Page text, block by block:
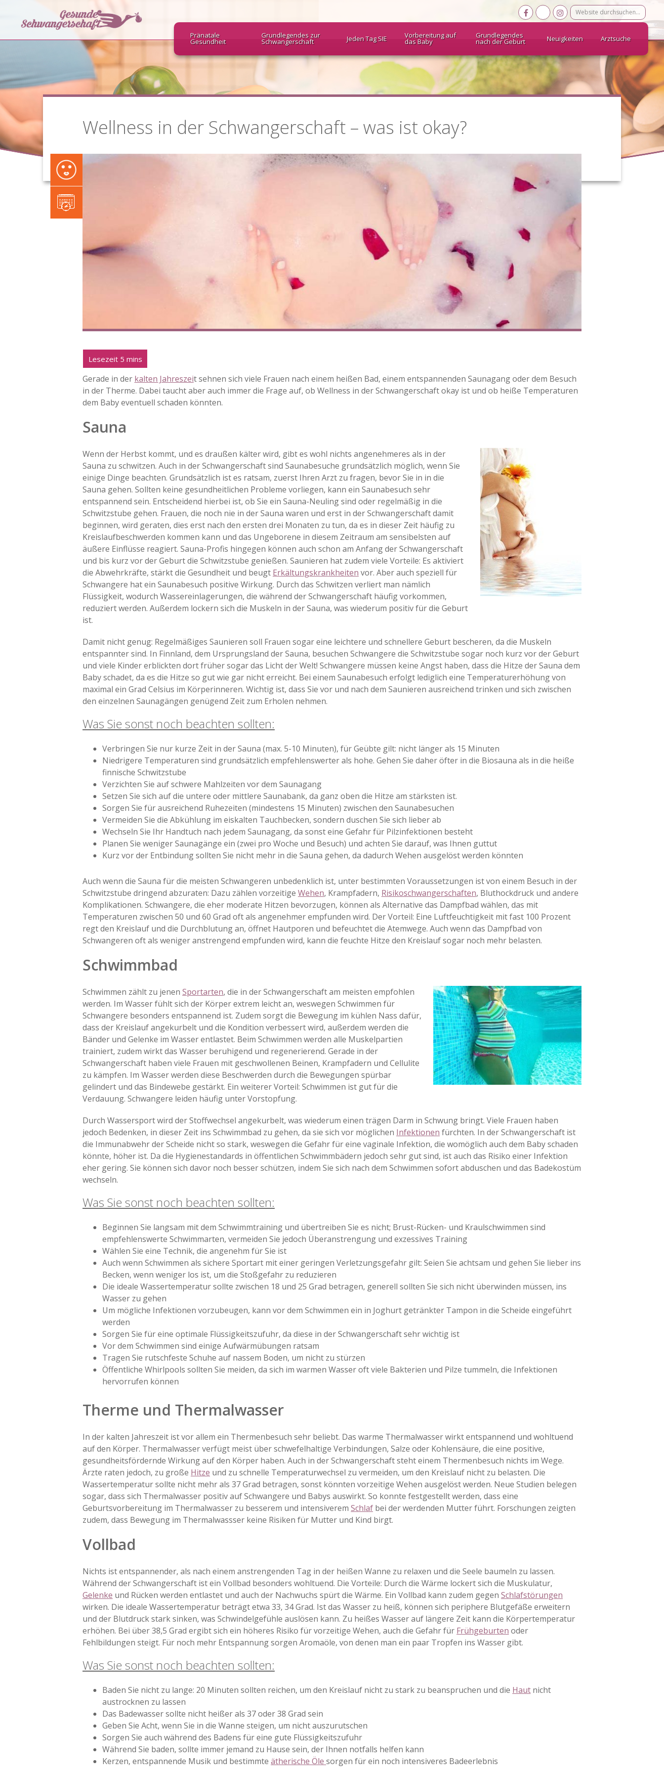
Website
durchsuchen…
Pränatale
Gesundheit
Grundlegendes zur
Schwangerschaft Jeden Tag SIE Vorbereitung auf
das Baby
Grundlegendes
nach der Geburt Neuigkeiten Arztsuche
Wellness in der Schwangerschaft – was ist okay?
Gerade in der kalten Jahreszeit sehnen sich viele Frauen nach einem heißen Bad, einem entspannenden Saunagang oder dem Besuch
in der Therme. Dabei taucht aber auch immer die Frage auf, ob Wellness in der Schwangerschaft okay ist und ob heiße Temperaturen
dem Baby eventuell schaden könnten.
Sauna
Wenn der Herbst kommt, und es draußen kälter wird, gibt es wohl nichts angenehmeres als in der
Sauna zu schwitzen. Auch in der Schwangerschaft sind Saunabesuche grundsätzlich möglich, wenn Sie
einige Dinge beachten. Grundsätzlich ist es ratsam, zuerst Ihren Arzt zu fragen, bevor Sie in in die
Sauna gehen. Sollten keine gesundheitlichen Probleme vorliegen, kann ein Saunabesuch sehr
entspannend sein. Entscheidend hierbei ist, ob Sie ein Sauna-Neuling sind oder regelmäßig in die
Schwitzstube gehen. Frauen, die noch nie in der Sauna waren und erst in der Schwangerschaft damit
beginnen, wird geraten, dies erst nach den ersten drei Monaten zu tun, da es in dieser Zeit häufig zu
Kreislaufbeschwerden kommen kann und das Ungeborene in diesem Zeitraum am sensibelsten auf
äußere Einflüsse reagiert. Sauna-Profis hingegen können auch schon am Anfang der Schwangerschaft
und bis kurz vor der Geburt die Schwitzstube genießen. Saunieren hat zudem viele Vorteile: Es aktiviert
die Abwehrkräfte, stärkt die Gesundheit und beugt Erkältungskrankheiten vor. Aber auch speziell für
Schwangere hat ein Saunabesuch positive Wirkung. Durch das Schwitzen verliert man nämlich
Flüssigkeit, wodurch Wassereinlagerungen, die während der Schwangerschaft häufig vorkommen,
reduziert werden. Außerdem lockern sich die Muskeln in der Sauna, was wiederum positiv für die Geburt
ist.
Damit nicht genug: Regelmäßiges Saunieren soll Frauen sogar eine leichtere und schnellere Geburt bescheren, da die Muskeln
entspannter sind. In Finnland, dem Ursprungsland der Sauna, besuchen Schwangere die Schwitzstube sogar noch kurz vor der Geburt
und viele Kinder erblickten dort früher sogar das Licht der Welt! Schwangere müssen keine Angst haben, dass die Hitze der Sauna dem
Baby schadet, da es die Hitze so gut wie gar nicht erreicht. Bei einem Saunabesuch erfolgt lediglich eine Temperaturerhöhung von
maximal ein Grad Celsius im Körperinneren. Wichtig ist, dass Sie vor und nach dem Saunieren ausreichend trinken und sich zwischen
den einzelnen Saunagängen genügend Zeit zum Erholen nehmen.
Was Sie sonst noch beachten sollten:
Verbringen Sie nur kurze Zeit in der Sauna (max. 5-10 Minuten), für Geübte gilt: nicht länger als 15 Minuten
Niedrigere Temperaturen sind grundsätzlich empfehlenswerter als hohe. Gehen Sie daher öfter in die Biosauna als in die heiße
finnische Schwitzstube
Verzichten Sie auf schwere Mahlzeiten vor dem Saunagang
Setzen Sie sich auf die untere oder mittlere Saunabank, da ganz oben die Hitze am stärksten ist.
Sorgen Sie für ausreichend Ruhezeiten (mindestens 15 Minuten) zwischen den Saunabesuchen
Vermeiden Sie die Abkühlung im eiskalten Tauchbecken, sondern duschen Sie sich lieber ab
Wechseln Sie Ihr Handtuch nach jedem Saunagang, da sonst eine Gefahr für Pilzinfektionen besteht
Planen Sie weniger Saunagänge ein (zwei pro Woche und Besuch) und achten Sie darauf, was Ihnen guttut
Kurz vor der Entbindung sollten Sie nicht mehr in die Sauna gehen, da dadurch Wehen ausgelöst werden könnten
Auch wenn die Sauna für die meisten Schwangeren unbedenklich ist, unter bestimmten Voraussetzungen ist von einem Besuch in der
Schwitzstube dringend abzuraten: Dazu zählen vorzeitige Wehen, Krampfadern, Risikoschwangerschaften, Bluthockdruck und andere
Komplikationen. Schwangere, die eher moderate Hitzen bevorzugen, können als Alternative das Dampfbad wählen, das mit
Temperaturen zwischen 50 und 60 Grad oft als angenehmer empfunden wird. Der Vorteil: Eine Luftfeuchtigkeit mit fast 100 Prozent
regt den Kreislauf und die Durchblutung an, öffnet Hautporen und befeuchtet die Atemwege. Auch wenn das Dampfbad von
Schwangeren oft als weniger anstrengend empfunden wird, kann die feuchte Hitze den Kreislauf sogar noch mehr belasten.
Schwimmbad
Schwimmen zählt zu jenen Sportarten, die in der Schwangerschaft am meisten empfohlen
werden. Im Wasser fühlt sich der Körper extrem leicht an, weswegen Schwimmen für
Schwangere besonders entspannend ist. Zudem sorgt die Bewegung im kühlen Nass dafür,
dass der Kreislauf angekurbelt und die Kondition verbessert wird, außerdem werden die
Bänder und Gelenke im Wasser entlastet. Beim Schwimmen werden alle Muskelpartien
trainiert, zudem wirkt das Wasser beruhigend und regenerierend. Gerade in der
Schwangerschaft haben viele Frauen mit geschwollenen Beinen, Krampfadern und Cellulite
zu kämpfen. Im Wasser werden diese Beschwerden durch die Bewegungen spürbar
gelindert und das Bindewebe gestärkt. Ein weiterer Vorteil: Schwimmen ist gut für die
Verdauung. Schwangere leiden häufig unter Vorstopfung.
Durch Wassersport wird der Stoffwechsel angekurbelt, was wiederum einen trägen Darm in Schwung bringt. Viele Frauen haben
jedoch Bedenken, in dieser Zeit ins Schwimmbad zu gehen, da sie sich vor möglichen Infektionen fürchten. In der Schwangerschaft ist
die Immunabwehr der Scheide nicht so stark, weswegen die Gefahr für eine vaginale Infektion, die womöglich auch dem Baby schaden
könnte, höher ist. Da die Hygienestandards in öffentlichen Schwimmbädern jedoch sehr gut sind, ist auch das Risiko einer Infektion
eher gering. Sie können sich davor noch besser schützen, indem Sie sich nach dem Schwimmen sofort abduschen und das Badekostüm
wechseln.
Was Sie sonst noch beachten sollten:
Beginnen Sie langsam mit dem Schwimmtraining und übertreiben Sie es nicht; Brust-Rücken- und Kraulschwimmen sind
empfehlenswerte Schwimmarten, vermeiden Sie jedoch Überanstrengung und exzessives Training
Wählen Sie eine Technik, die angenehm für Sie ist
Auch wenn Schwimmen als sichere Sportart mit einer geringen Verletzungsgefahr gilt: Seien Sie achtsam und gehen Sie lieber ins
Becken, wenn weniger los ist, um die Stoßgefahr zu reduzieren
Die ideale Wassertemperatur sollte zwischen 18 und 25 Grad betragen, generell sollten Sie sich nicht überwinden müssen, ins
Wasser zu gehen
Um mögliche Infektionen vorzubeugen, kann vor dem Schwimmen ein in Joghurt getränkter Tampon in die Scheide eingeführt
werden
Sorgen Sie für eine optimale Flüssigkeitszufuhr, da diese in der Schwangerschaft sehr wichtig ist
Vor dem Schwimmen sind einige Aufwärmübungen ratsam
Tragen Sie rutschfeste Schuhe auf nassem Boden, um nicht zu stürzen
Öffentliche Whirlpools sollten Sie meiden, da sich im warmen Wasser oft viele Bakterien und Pilze tummeln, die Infektionen
hervorrufen können
Therme und Thermalwasser
In der kalten Jahreszeit ist vor allem ein Thermenbesuch sehr beliebt. Das warme Thermalwasser wirkt entspannend und wohltuend
auf den Körper. Thermalwasser verfügt meist über schwefelhaltige Verbindungen, Salze oder Kohlensäure, die eine positive,
gesundheitsfördernde Wirkung auf den Körper haben. Auch in der Schwangerschaft steht einem Thermenbesuch nichts im Wege.
Ärzte raten jedoch, zu große Hitze und zu schnelle Temperaturwechsel zu vermeiden, um den Kreislauf nicht zu belasten. Die
Wassertemperatur sollte nicht mehr als 37 Grad betragen, sonst könnten vorzeitige Wehen ausgelöst werden. Neue Studien belegen
sogar, dass sich Thermalwasser positiv auf Schwangere und Babys auswirkt. So konnte festgestellt werden, dass eine
Geburtsvorbereitung im Thermalwasser zu besserem und intensiverem Schlaf bei der werdenden Mutter führt. Forschungen zeigten
zudem, dass Bewegung im Thermalwassser keine Risiken für Mutter und Kind birgt.
Vollbad
Nichts ist entspannender, als nach einem anstrengenden Tag in der heißen Wanne zu relaxen und die Seele baumeln zu lassen.
Während der Schwangerschaft ist ein Vollbad besonders wohltuend. Die Vorteile: Durch die Wärme lockert sich die Muskulatur,
Gelenke und Rücken werden entlastet und auch der Nachwuchs spürt die Wärme. Ein Vollbad kann zudem gegen Schlafstörungen
wirken. Die ideale Wassertemperatur beträgt etwa 33, 34 Grad. Ist das Wasser zu heiß, können sich periphere Blutgefäße erweitern
und der Blutdruck stark sinken, was Schwindelgefühle auslösen kann. Zu heißes Wasser auf längere Zeit kann die Körpertemperatur
erhöhen. Bei über 38,5 Grad ergibt sich ein höheres Risiko für vorzeitige Wehen, auch die Gefahr für Frühgeburten oder
Fehlbildungen steigt. Für noch mehr Entspannung sorgen Aromaöle, von denen man ein paar Tropfen ins Wasser gibt.
Was Sie sonst noch beachten sollten:
Baden Sie nicht zu lange: 20 Minuten sollten reichen, um den Kreislauf nicht zu stark zu beanspruchen und die Haut nicht
austrocknen zu lassen
Das Badewasser sollte nicht heißer als 37 oder 38 Grad sein
Geben Sie Acht, wenn Sie in die Wanne steigen, um nicht auszurutschen
Sorgen Sie auch während des Badens für eine gute Flüssigkeitszufuhr
Während Sie baden, sollte immer jemand zu Hause sein, der Ihnen notfalls helfen kann
Kerzen, entspannende Musik und bestimmte ätherische Öle sorgen für ein noch intensiveres Badeerlebnis